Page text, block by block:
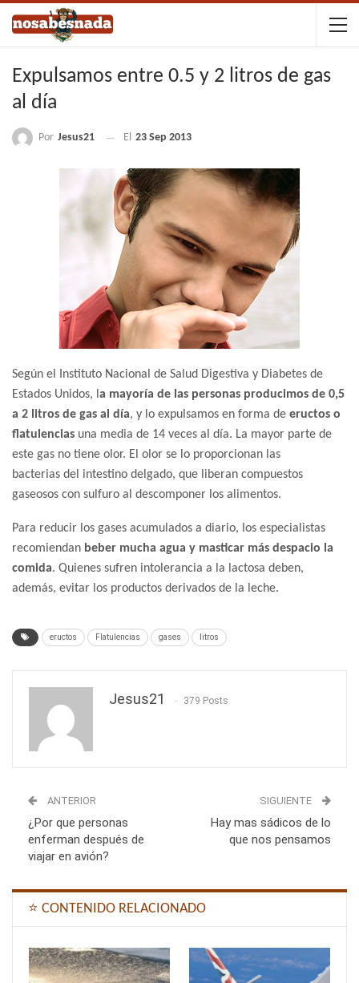
Expulsamos entre 0.5 y 2 litros de gas
al día
Por Jesus21 El 23 Sep 2013
Según el Instituto Nacional de Salud Digestiva y Diabetes de
Estados Unidos, la mayoría de las personas producimos de 0,5
a 2 litros de gas al día, y lo expulsamos en forma de eructos o
flatulencias una media de 14 veces al día. La mayor parte de
este gas no tiene olor. El olor se lo proporcionan las
bacterias del intestino delgado, que liberan compuestos
gaseosos con sulfuro al descomponer los alimentos.
Para reducir los gases acumulados a diario, los especialistas
recomiendan beber mucha agua y masticar más despacio la
comida. Quienes sufren intolerancia a la lactosa deben,
además, evitar los productos derivados de la leche.
eructos Flatulencias gases litros
Jesus21 379 Posts
ANTERIOR
¿Por que personas
enferman después de
viajar en avión?
SIGUIENTE
Hay mas sádicos de lo
que nos pensamos
⭐ CONTENIDO RELACIONADO